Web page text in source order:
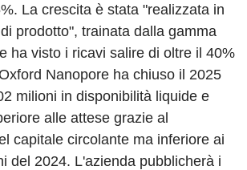
La crescita è stata "realizzata in
prodotto", trainata dalla gamma
ha visto i ricavi salire di oltre il 40%
Nanopore ha chiuso il 2025
milioni in disponibilità liquide e
alle attese grazie al
capitale circolante ma inferiore ai
del 2024. L'azienda pubblicherà i